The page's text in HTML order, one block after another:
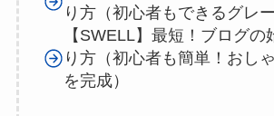
り方（初心者もできるグレ
【SWELL】最短！ブログの
り方（初心者も簡単！おし
を完成）